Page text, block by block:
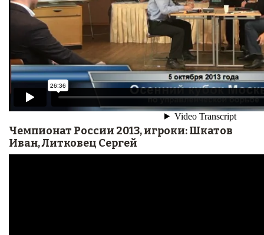
Чемпионат России 2013, игроки: Шкатов
Иван, Литковец Сергей